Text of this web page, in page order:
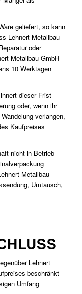
geliefert, so kann
Lehnert Metallbau
oder
Metallbau GmbH
10 Werktagen
dieser Frist
oder, wenn ihr
verlangen,
Kaufpreises
nicht in Betrieb
Metallbau
Umtausch,
Lehnert
beschränkt
Umfang